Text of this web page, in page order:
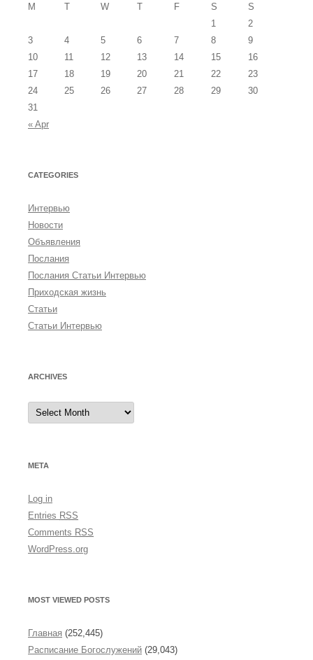
M
T W T F S S
« Apr
1
2
3
4 5 6 7 8
9
10
11 12 13 14 15
16
17
18 19 20 21 22
23
24
25 26 27 28 29
30
31
CATEGORIES
Интервью
Новости
Объявления
Послания
Послания Статьи Интервью
Приходская жизнь
Статьи
Статьи Интервью
ARCHIVES
A
c
e
META
Log in
Entries RSS
Comments RSS
WordPress.org
MOST VIEWED POSTS
Главная (252,445)
Расписание Богослужений (29,043)